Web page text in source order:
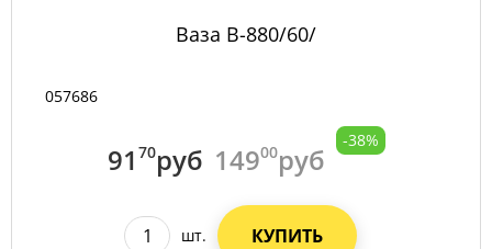
Ваза B-880/60/
057686
91 70руб 14900руб
-38%
шт. КУПИТЬ